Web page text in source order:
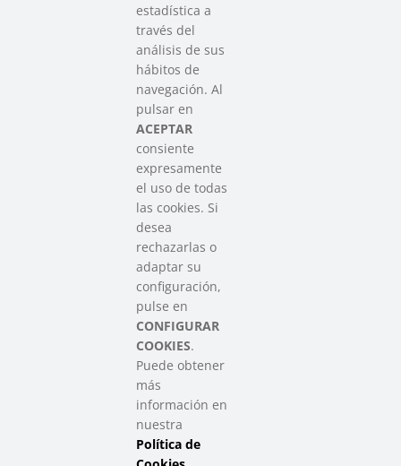
SAREEN SAREA
Asociación que agrupa a las redes
del Tercer Sector Social en Euskadi
Contacto
info@sareensarea.eu
Iparraguirre, 9 lonja – 48009 Bilbao
946 569 230
Colabora
SAREEN SAREA Euskadiko Hirugarren Sektore Soziala – Tercer
estadística a
través del
análisis de sus
hábitos de
navegación. Al
pulsar en
ACEPTAR
consiente
expresamente
el uso de todas
las cookies. Si
desea
rechazarlas o
adaptar su
configuración,
pulse en
CONFIGURAR
COOKIES.
Puede obtener
más
información en
nuestra
Política de